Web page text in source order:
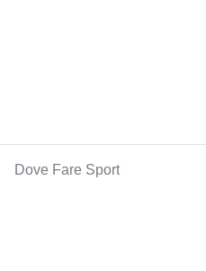
Dove Fare Sport